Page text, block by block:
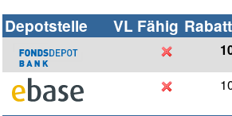
Depotstelle VL Fähig